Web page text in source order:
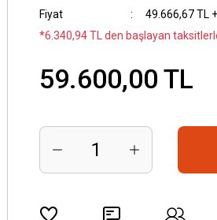
Fiyat
49.666,67 TL
*6.340,94 TL den başlayan
59.600,00 TL